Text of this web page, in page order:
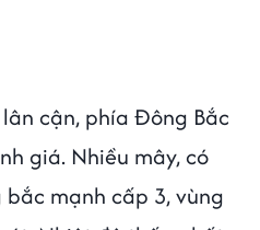
cận, phía Đông Bắc
giá. Nhiều mây, có
mạnh cấp 3, vùng